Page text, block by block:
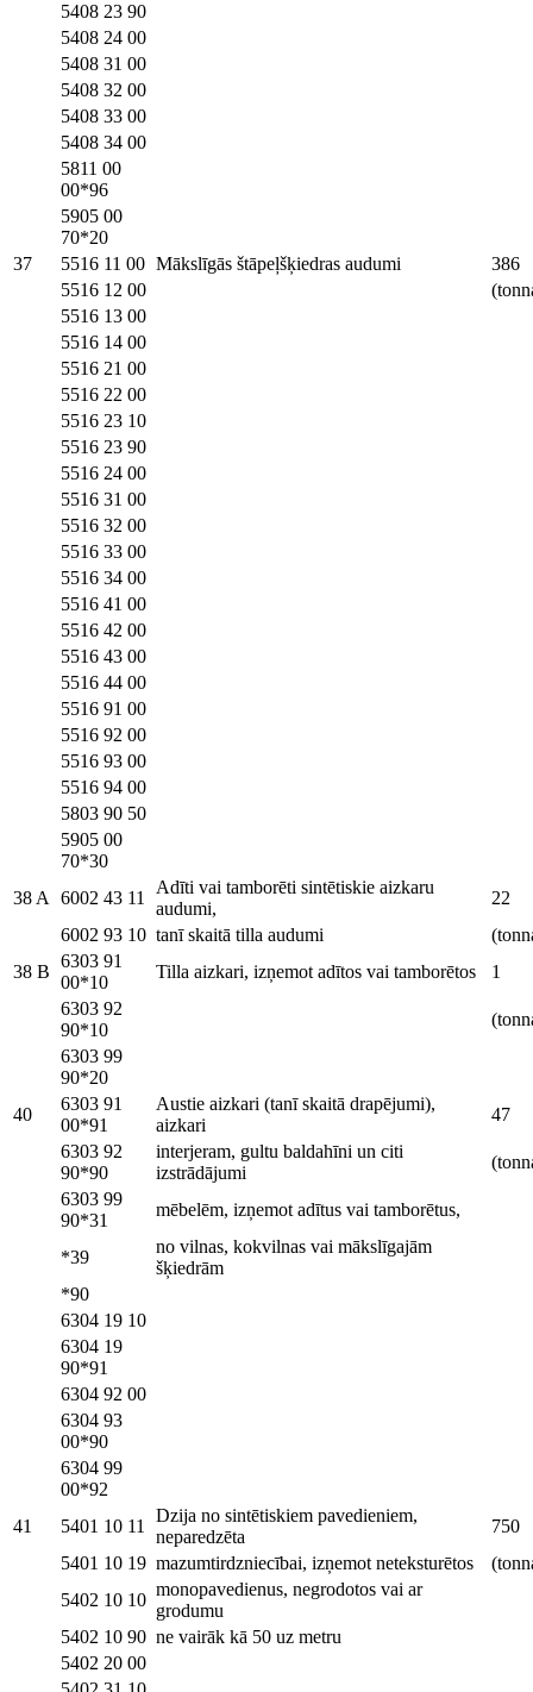
5408 23 90
5408 24 00
5408 31 00
5408 32 00
5408 33 00
5408 34 00
5811 00
00*96
5905 00
70*20
37
5516 11 00 Mākslīgās štāpeļšķiedras audumi
386
5516 12 00
5516 13 00
5516 14 00
5516 21 00
5516 22 00
5516 23 10
5516 23 90
5516 24 00
5516 31 00
5516 32 00
5516 33 00
5516 34 00
5516 41 00
5516 42 00
5516 43 00
5516 44 00
5516 91 00
5516 92 00
5516 93 00
5516 94 00
5803 90 50
5905 00
70*30
38 A
6002 43 11
Adīti vai tamborēti sintētiskie aizkaru
audumi,
22
6002 93 10 tanī skaitā tilla audumi
38 B
6303 91
00*10
Tilla aizkari, izņemot adītos vai tamborētos
1
6303 92
90*10
6303 99
90*20
40
6303 91
00*91
Austie aizkari (tanī skaitā drapējumi),
aizkari
47
6303 92
90*90
interjeram, gultu baldahīni un citi
izstrādājumi
6303 99
90*31
mēbelēm, izņemot adītus vai tamborētus,
*39
no vilnas, kokvilnas vai mākslīgajām
šķiedrām
*90
6304 19 10
6304 19
90*91
6304 92 00
6304 93
00*90
6304 99
00*92
41
5401 10 11
Dzija no sintētiskiem pavedieniem,
neparedzēta
750
5401 10 19 mazumtirdzniecībai, izņemot neteksturētos
5402 10 10
monopavedienus, negrodotos vai ar
grodumu
5402 10 90 ne vairāk kā 50 uz metru
5402 20 00